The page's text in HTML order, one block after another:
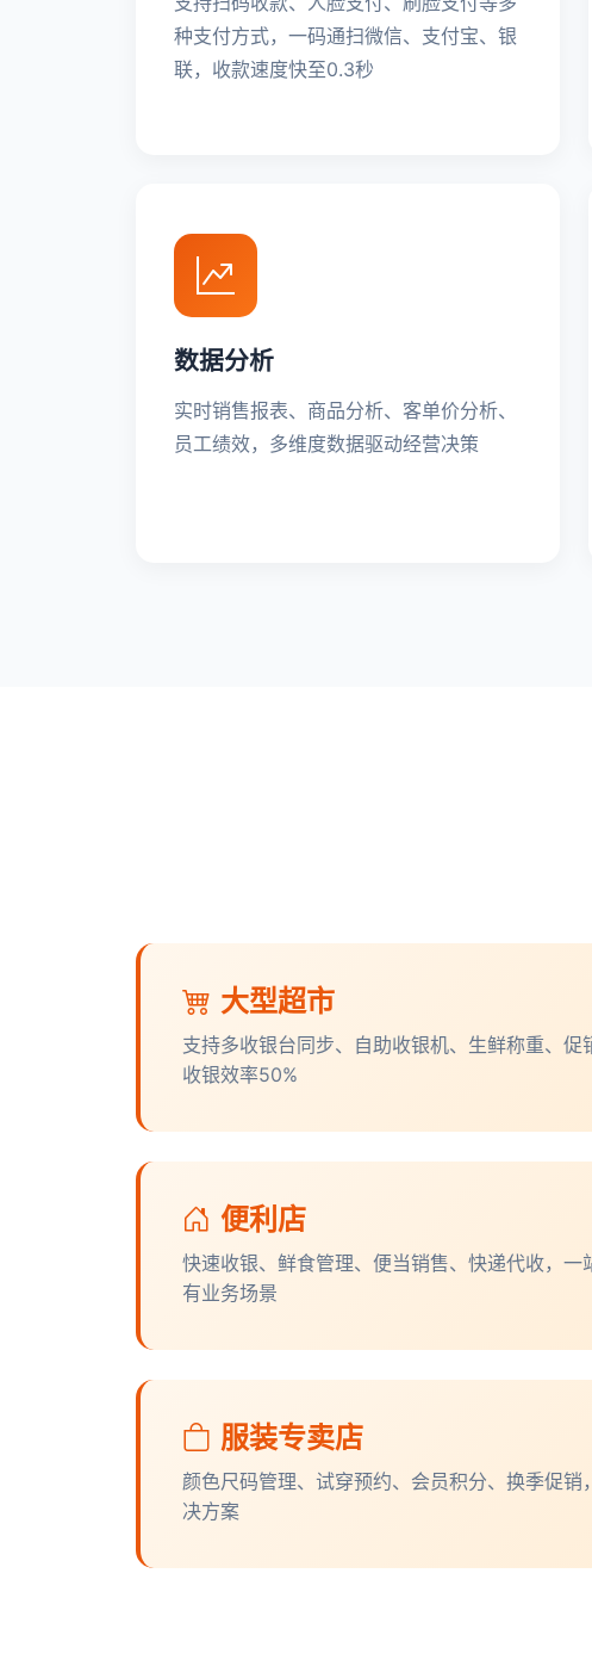
种支付方式，一码通扫微信、支付宝、银
联，收款速度快至0.3秒
数据分析
实时销售报表、商品分析、客单价分析、
员工绩效，多维度数据驱动经营决策
大型超市
支持多收银台同步、自助收银机、生鲜称重、促
收银效率50%
便利店
快速收银、鲜食管理、便当销售、快递代收，一
有业务场景
服装专卖店
颜色尺码管理、试穿预约、会员积分、换季促销
决方案